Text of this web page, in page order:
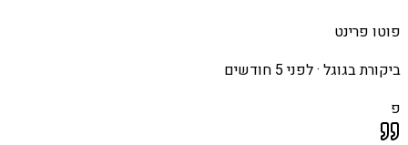
פוטו פרינט
ביקורת בגוגל ·לפני 5 חודשים
פ